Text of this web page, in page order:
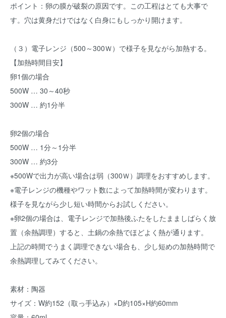
ポイント：卵の膜が破裂の原因です。この工程はとても大事で
す。穴は黄身だけではなく白身にもしっかり開けます。
（３）電子レンジ（500～300Ｗ）で様子を見ながら加熱する。
【加熱時間目安】
卵1個の場合
500W … 30～40秒
300W … 約1分半
卵2個の場合
500W … 1分～1分半
300W … 約3分
※500Wで出力が高い場合は弱（300Ｗ）調理をおすすめします。
※電子レンジの機種やワット数によって加熱時間が変わります。
様子を見ながら少し短い時間からお試しください。
※卵2個の場合は、電子レンジで加熱後ふたをしたまましばらく放
置（余熱調理）すると、土鍋の余熱でほどよく熱が通ります。
上記の時間でうまく調理できない場合も、少し短めの加熱時間で
余熱調理してみてください。
素材：陶器
サイズ：W約152（取っ手込み）×D約105×H約60mm